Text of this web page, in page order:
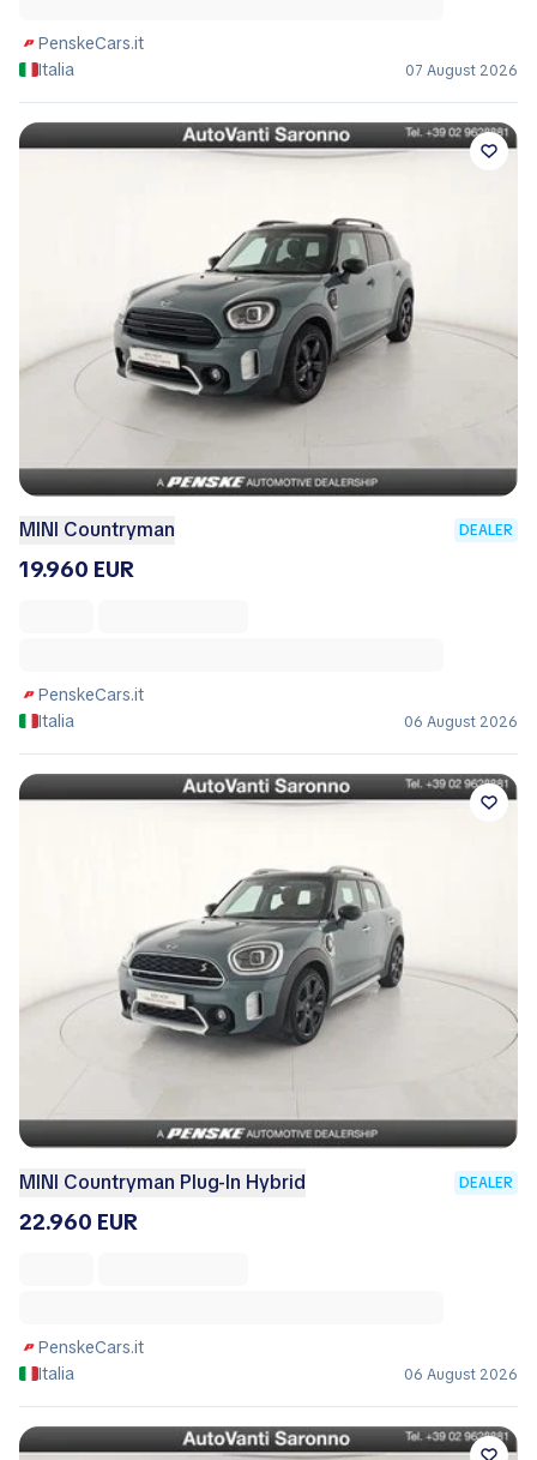
PenskeCars.it
Italia
07 August 2026
MINI Countryman DEALER
19.960 EUR
PenskeCars.it
Italia
06 August 2026
MINI Countryman Plug-In Hybrid DEALER
22.960 EUR
PenskeCars.it
Italia
06 August 2026